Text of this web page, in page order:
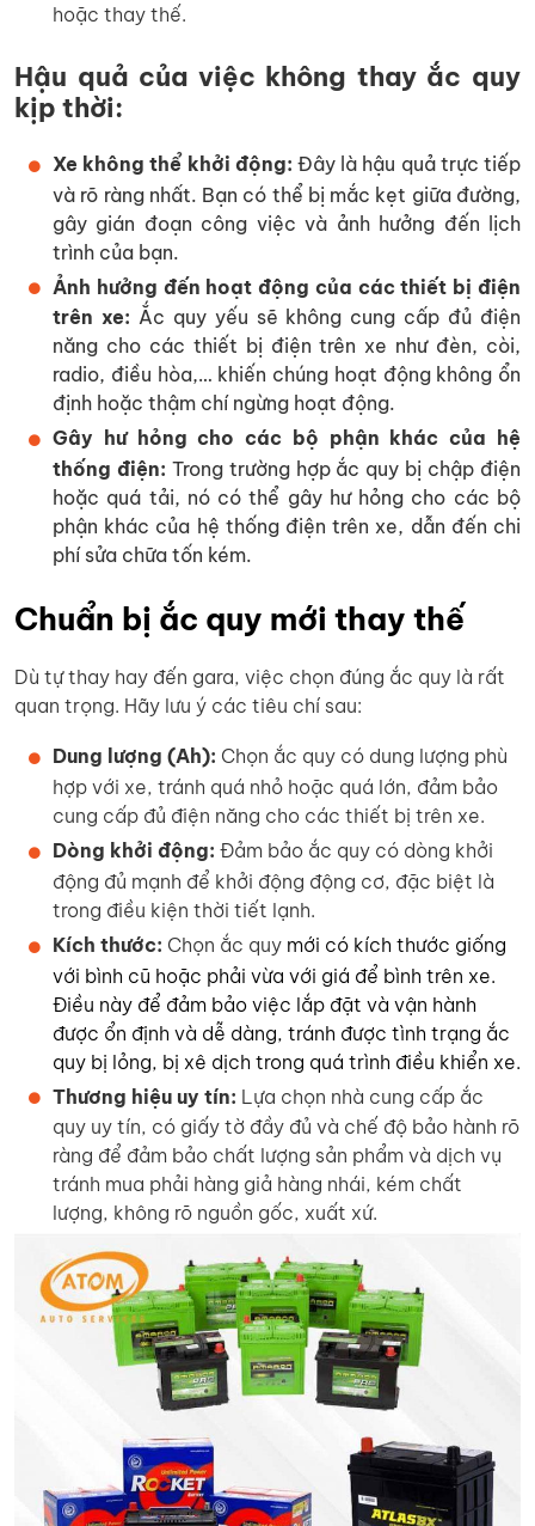
hoặc thay thế.
Hậu quả của việc không thay ắc quy
kịp thời:
Xe không thể khởi động: Đây là hậu quả trực tiếp
và rõ ràng nhất. Bạn có thể bị mắc kẹt giữa đường,
gây gián đoạn công việc và ảnh hưởng đến lịch
trình của bạn.
Ảnh hưởng đến hoạt động của các thiết bị điện
trên xe: Ắc quy yếu sẽ không cung cấp đủ điện
năng cho các thiết bị điện trên xe như đèn, còi,
radio, điều hòa,… khiến chúng hoạt động không ổn
định hoặc thậm chí ngừng hoạt động.
Gây hư hỏng cho các bộ phận khác của hệ
thống điện: Trong trường hợp ắc quy bị chập điện
hoặc quá tải, nó có thể gây hư hỏng cho các bộ
phận khác của hệ thống điện trên xe, dẫn đến chi
phí sửa chữa tốn kém.
Chuẩn bị ắc quy mới thay thế
Dù tự thay hay đến gara, việc chọn đúng ắc quy là rất
quan trọng. Hãy lưu ý các tiêu chí sau:
Dung lượng (Ah): Chọn ắc quy có dung lượng phù
hợp với xe, tránh quá nhỏ hoặc quá lớn, đảm bảo
cung cấp đủ điện năng cho các thiết bị trên xe.
Dòng khởi động: Đảm bảo ắc quy có dòng khởi
động đủ mạnh để khởi động động cơ, đặc biệt là
trong điều kiện thời tiết lạnh.
Kích thước: Chọn ắc quy mới có kích thước giống
với bình cũ hoặc phải vừa với giá để bình trên xe.
Điều này để đảm bảo việc lắp đặt và vận hành
được ổn định và dễ dàng, tránh được tình trạng ắc
quy bị lỏng, bị xê dịch trong quá trình điều khiển xe.
Thương hiệu uy tín: Lựa chọn nhà cung cấp ắc
quy uy tín, có giấy tờ đầy đủ và chế độ bảo hành rõ
ràng để đảm bảo chất lượng sản phẩm và dịch vụ
tránh mua phải hàng giả hàng nhái, kém chất
lượng, không rõ nguồn gốc, xuất xứ.